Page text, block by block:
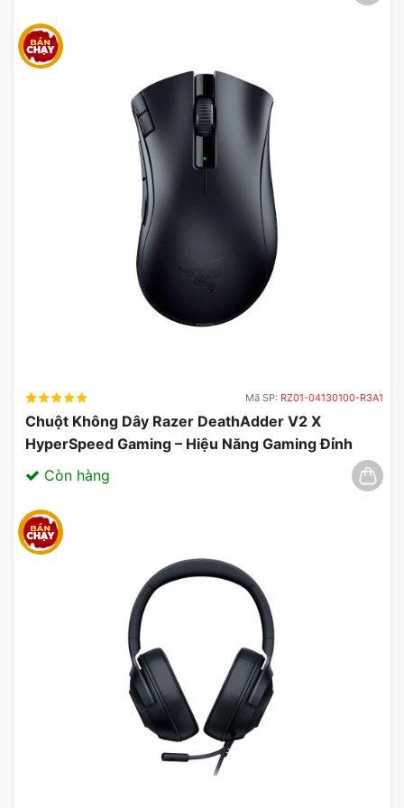
Công nghệ LIGHTSPEED cung cấp kết nối
Bluetooth ổn định, giảm thiểu độ trễ.
Cảm biến Hero 2 cho phép xác định chính xác vị
trí trong các trận đấu.
Khả năng tùy chỉnh giúp game thủ điều chỉnh
chuột theo phong cách chơi riêng.
Kết nối và tính năng không dây
trên Pro X Superlight 2 DEX
Trải nghiệm kết nối không dây trên Pro X
Superlight 2 DEX mang đến sự vượt trội mà người
dùng mong đợi. Với thiết kế hiện đại, chuột
Công nghệ tiên tiến giúp thời gian phản hồi nhanh
và di chuyển linh hoạt, rất quan trọng trong các
tình huống căng thẳng. Người dùng có thể yên tâm
vì độ bền của chuột Logitech mang lại sự tin cậy
trong suốt thời gian dài sử dụng.
Tất cả những yếu tố trên kết hợp tạo nên một sản
Mã SP: RZ01-04130100-R3A1
Chuột Không Dây Razer DeathAdder V2 X
HyperSpeed Gaming – Hiệu Năng Gaming Đỉnh
Cao 03/2025
Còn hàng